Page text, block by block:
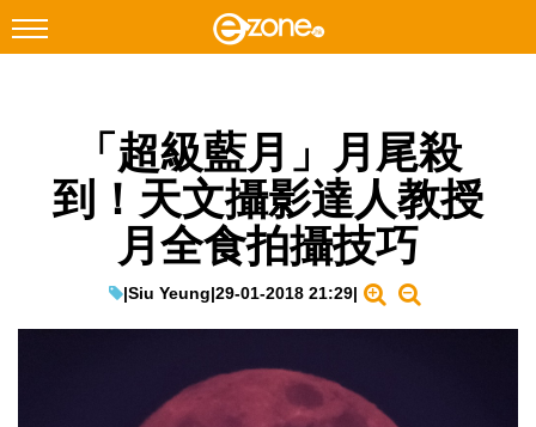
Instagram
科技焦點
教學評測
「超級藍月」月尾殺
到！天文攝影達人教授
月全食拍攝技巧
|Siu Yeung|29-01-2018 21:29|